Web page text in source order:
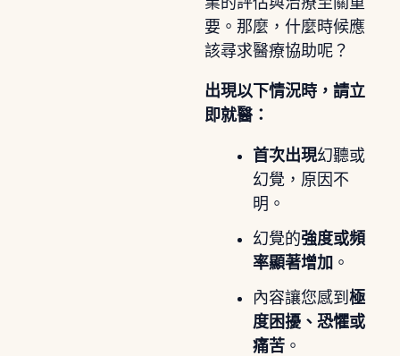
要。那麼，什麼時候應
該尋求醫療協助呢？
出現以下情況時，請立
即就醫：
首次出現幻聽或
幻覺，原因不
明。
幻覺的強度或頻
率顯著增加 。
內容讓您感到 極
度困擾、恐懼或
痛苦。